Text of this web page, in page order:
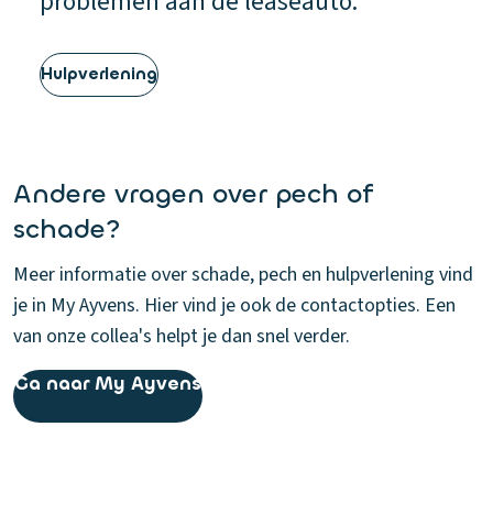
Hulpverlening
Andere vragen over pech of
schade?
Meer informatie over schade, pech en hulpverlening vind
je in My Ayvens. Hier vind je ook de contactopties. Een
van onze collea's helpt je dan snel verder.
Ga naar My Ayvens